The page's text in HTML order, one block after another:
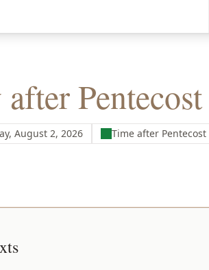
of South Florida
Pentecost
August 2, 2026 Time after Pentecost